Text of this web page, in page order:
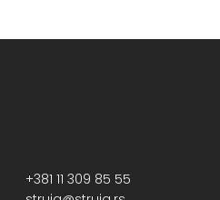
+381 11 309 85 55